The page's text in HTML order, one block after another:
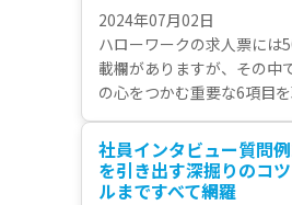
者・人事担当者必見です。
2024年07月02日
ハローワークの求人票には
載欄がありますが、その中
の心をつかむ重要な6項目
成ポイントを紹介していき
記載していますので、是非
ください。 あなたの会社の
リッチ化し、応募につなが
社員インタビュー質問
を引き出す深掘りのコ
ルまですべて網羅